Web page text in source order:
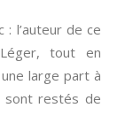
: l’auteur de ce
tout en
large part à
sont restés de